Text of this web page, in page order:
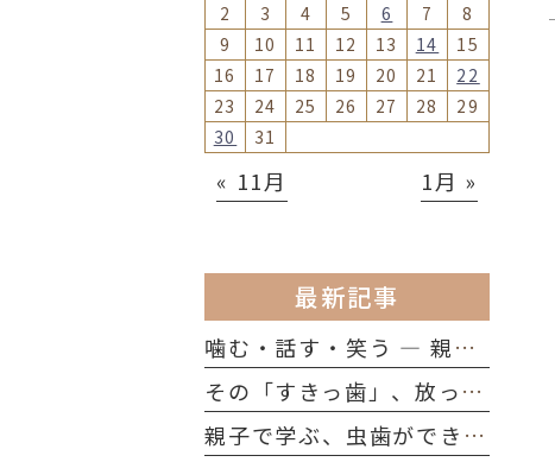
2
3 4 5 6 7
8
9
10 11 12 13 14
15
16
17 18 19 20 21
22
23
24 25 26 27 28
29
30
31
« 11月 1月 »
最新記事
噛む・話す・笑う ― 親子で知っておきたい「歯の役割」
その「すきっ歯」、放っておいて大丈夫?考えられる原因を解説
親子で学ぶ、虫歯ができる本当の理由